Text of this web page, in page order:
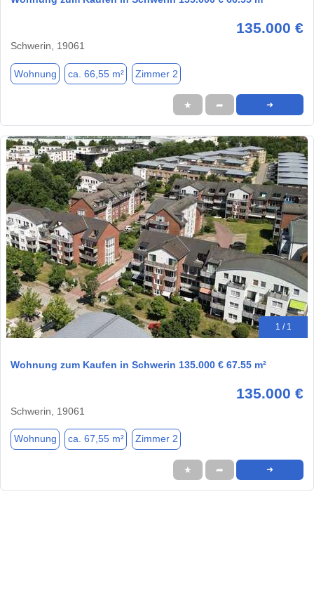
135.000 €
Schwerin, 19061
Wohnung ca. 66,55 m² Zimmer 2
★ ➦ ➜
1 / 1
Wohnung zum Kaufen in Schwerin 135.000 € 67.55 m²
135.000 €
Schwerin, 19061
Wohnung ca. 67,55 m² Zimmer 2
★ ➦ ➜